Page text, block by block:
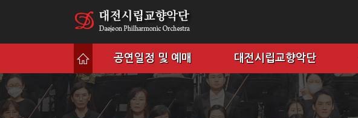
공연일정 및 예매 대전시립교향악단